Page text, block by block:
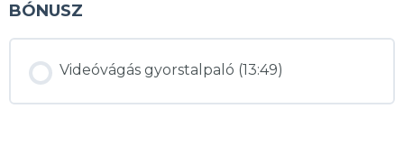
BÓNUSZ
Videóvágás gyorstalpaló (13:49)